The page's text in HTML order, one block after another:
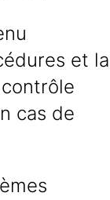
et la
cas de